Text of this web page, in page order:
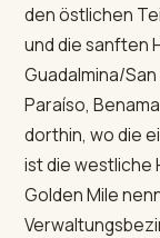
den östlichen
und die sanften
Guadalmina/
Paraíso,
dorthin, wo die
ist die westliche
Golden Mile